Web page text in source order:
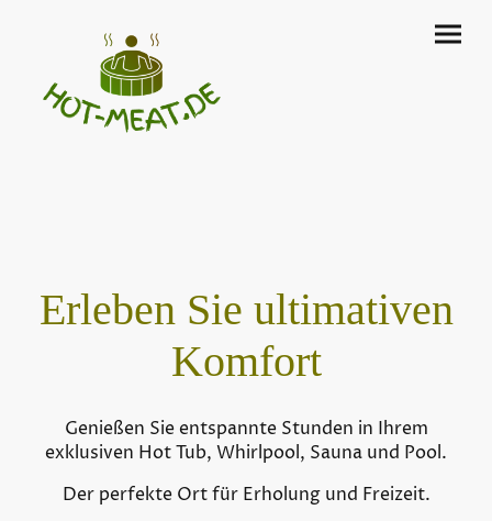
Erleben Sie ultimativen
Komfort
Genießen Sie entspannte Stunden in Ihrem
exklusiven Hot Tub, Whirlpool, Sauna und Pool.
Der perfekte Ort für Erholung und Freizeit.